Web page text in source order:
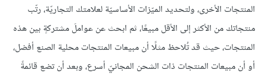
المنتجات الأخرى، ولتحديد الميّزات الأساسيّة لعلامتك التجاريّة، رتّب
منتجاتك من الأكثر إلى الأقل مبيعًا، ثم ابحث عن عواملَ مشتركةٍ بين هذه
المنتجات، حيث قد تُلاحظ مثلًا أن مبيعات المنتجات محلية الصنع أفضل،
أو أن مبيعات المنتجات ذات الشحن المجانيّ أسرع، وبعد أن تضع قائمةً